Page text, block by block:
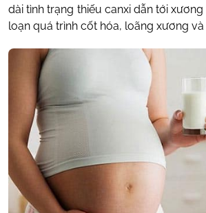
dài tình trạng thiếu canxi dẫn tới
loạn quá trình cốt hóa, loãng xương